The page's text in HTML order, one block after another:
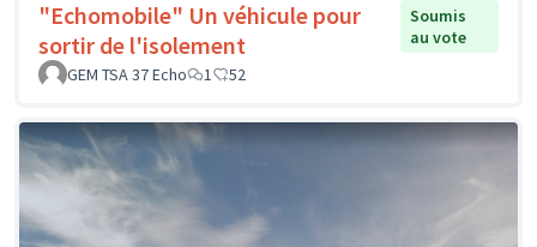
"Echomobile" Un véhicule pour
sortir de l'isolement
Soumis
au vote
GEM TSA 37 Echo
1 52